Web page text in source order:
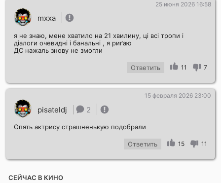
mxxa
25 июня 2026 16:58
я не знаю, мене хватило на 21 хвилину, ці всі тропи і
діалоги очевидні і банальні , я риґаю
ДС нажаль знову не змогли
Ответить 11 7
pisateldj 2
15 февраля 2026 23:00
Опять актрису страшненькую подобрали
Ответить 15 11
СЕЙЧАС В КИНО